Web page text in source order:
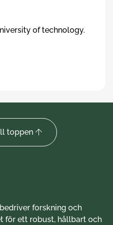
of technology.
toppen
forskning och
för ett robust, hållbart och